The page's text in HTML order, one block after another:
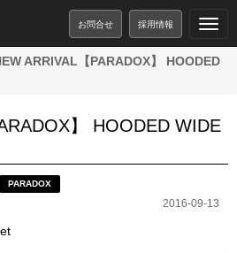
採用情報
お問合せ
ARRIVAL【PARADOX】 HOODED
】 HOODED WIDE
PARADOX
2016-09-13